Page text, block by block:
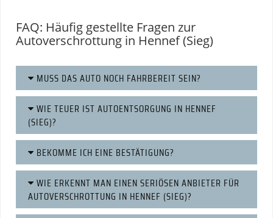
FAQ: Häufig gestellte Fragen zur
Autoverschrottung in Hennef (Sieg)
MUSS DAS AUTO NOCH FAHRBEREIT SEIN?
WIE TEUER IST AUTOENTSORGUNG IN HENNEF
(SIEG)?
BEKOMME ICH EINE BESTÄTIGUNG?
WIE ERKENNT MAN EINEN SERIÖSEN ANBIETER FÜR
AUTOVERSCHROTTUNG IN HENNEF (SIEG)?